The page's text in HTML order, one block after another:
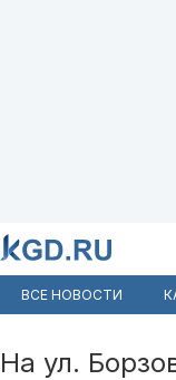
ВСЕ НОВОСТИ
На ул.